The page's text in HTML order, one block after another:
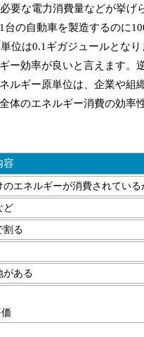
な電力消費量などが挙げ
台の自動車を製造するのに
位は0.1ギガジュールとなり
ー効率が良いと言えます。
ギー原単位は、企業や組
のエネルギー消費の効率
容
エネルギーが消費されてい
ど
割る
がある